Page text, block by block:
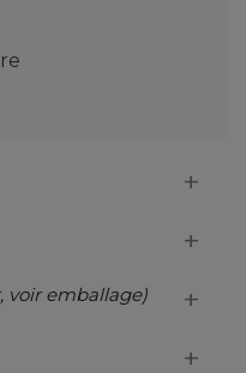
voir emballage)